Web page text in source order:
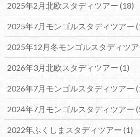
2025年2月北欧スタディツアー (18)
2025年7月モンゴルスタディツアー
2025年12月冬モンゴルスタディツ
2026年3月北欧スタディツアー (1)
2026年7月モンゴルスタディツアー
2024年7月モンゴルスタディツアー
2022年ふくしまスタディツアー (1)